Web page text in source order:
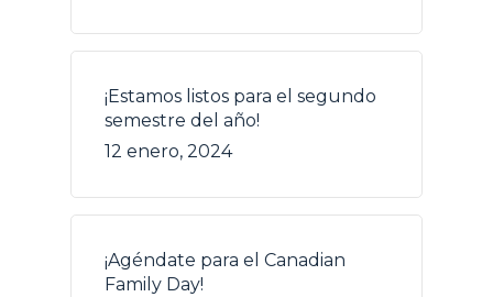
¡Estamos listos para el segundo
semestre del año!
12 enero, 2024
¡Agéndate para el Canadian
Family Day!